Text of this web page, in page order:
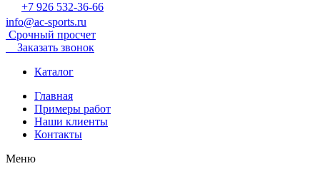
+7 926 532-36-66
info@ac-sports.ru
Срочный просчет
Заказать звонок
Каталог
Главная
Примеры работ
Наши клиенты
Контакты
Меню